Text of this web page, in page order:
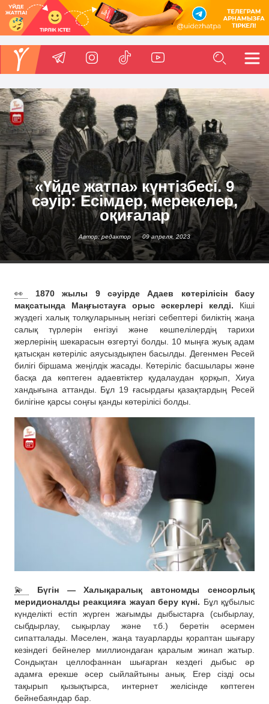
«Үйде жатпа» күнтізбесі. 9
сәуір: Есімдер, мерекелер,
оқиғалар
Автор: редактор 09 апреля, 2023
👀
1870 жылы 9 сәуірде Адаев көтерілісін басу
мақсатында Маңғыстауға орыс әскерлері келді. Кіші
жүздегі халық толқуларының негізгі себептері биліктің жаңа
салық түрлерін енгізуі және көшпелілердің тарихи
жерлерінің шекарасын өзгертуі болды. 10 мыңға жуық адам
қатысқан көтеріліс аяусыздықпен басылды. Дегенмен Ресей
билігі біршама жеңілдік жасады. Көтеріліс басшылары және
басқа да көптеген адаевтіктер қудалаудан қорқып, Хиуа
хандығына аттанды. Бұл 19 ғасырдағы қазақтардың Ресей
билігіне қарсы соңғы қанды көтерілісі болды.
💫
Бүгін — Халықаралық автономды сенсорлық
меридионалды реакцияға жауап беру күні. Бұл құбылыс
күнделікті естіп жүрген жағымды дыбыстарға (сыбырлау,
сыбдырлау, сықырлау және т.б.) беретін әсермен
сипатталады. Мәселен, жаңа тауарларды қораптан шығару
кезіндегі бейнелер миллиондаған қаралым жинап жатыр.
Сондықтан целлофаннан шығарған кездегі дыбыс әр
адамға ерекше әсер сыйлайтыны анық. Егер сізді осы
тақырып қызықтырса, интернет желісінде көптеген
бейнебаяндар бар.